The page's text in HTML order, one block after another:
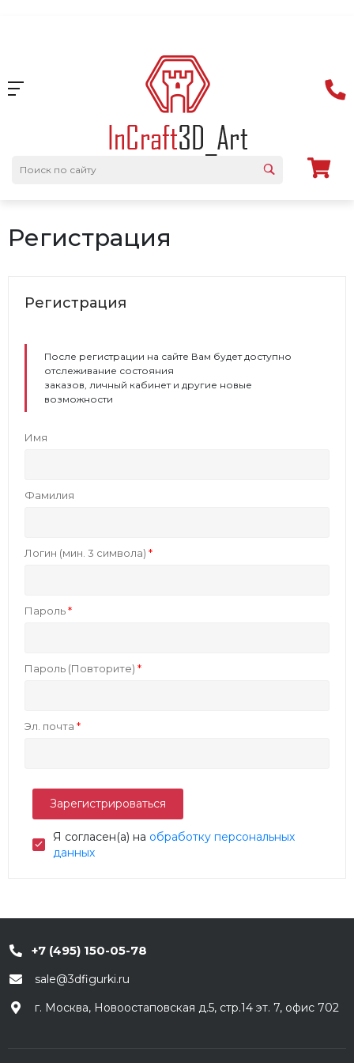
Регистрация
Регистрация
После регистрации на сайте Вам будет доступно
отслеживание состояния
заказов, личный кабинет и другие новые
возможности
Имя
Фамилия
Логин (мин. 3 символа)
Пароль
Пароль (Повторите)
Эл. почта
Я согласен(а) на обработку персональных
данных
+7 (495) 150-05-78
sale@3dfigurki.ru
г. Москва, Новоостаповская д.5, стр.14 эт. 7, офис 702